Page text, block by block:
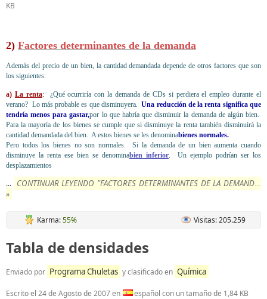
KB
2) Factores determinantes de la demanda
Además del precio de un bien, la cantidad demandada depende de otros factores que son
los siguientes:
a) La renta: ¿Qué ocurriría con la demanda de CDs si perdiera el empleo durante el
verano? Lo más probable es que disminuyera.
Una reducción de la renta significa que
tendría menos para gastar,por lo que habría que disminuir la demanda de algún bien.
Para la mayoría de los bienes se cumple que si disminuye la renta también disminuirá la
cantidad demandada del bien. A estos bienes se les denominabienes normales.
Pero todos los bienes no son normales. Si la demanda de un bien aumenta cuando
disminuye la renta ese bien se denominabien inferior
Un ejemplo podrían ser los
desplazamientos
... CONTINUAR LEYENDO "FACTORES DETERMINANTES DE LA DEMANDA"
»
Karma:55% Visitas: 205.259
Tabla de densidades
Enviado por Programa Chuletas y clasificado en Química
Escrito el 24 de Agosto de 2007en español con un tamaño de 1,84 KB